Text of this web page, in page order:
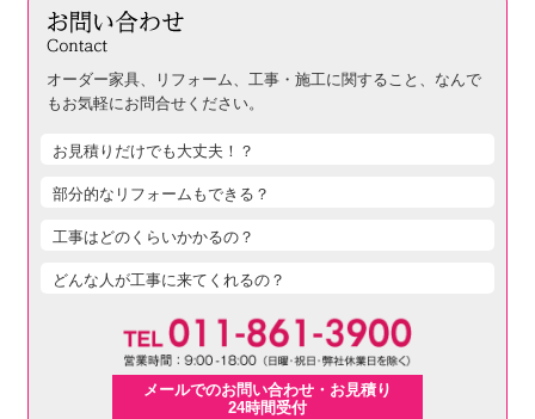
オーダー家具、リフォーム、工事・施工に関すること、 なんで
もお気軽にお問合せください。
お見積りだけでも大丈夫！？
部分的なリフォームもできる？
工事はどのくらいかかるの？
どんな人が工事に来てくれるの？
メールでのお問い合わせ・お見積り
24時間受付